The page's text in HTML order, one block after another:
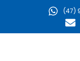
(47)